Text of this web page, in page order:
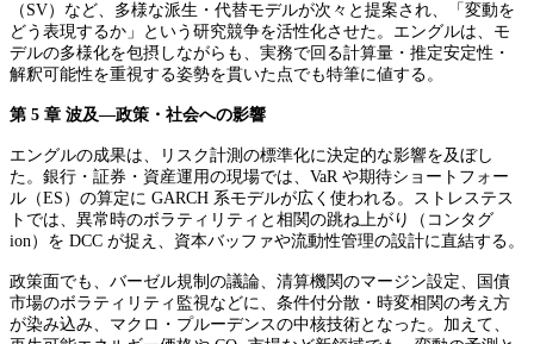
（SV）など、多様な派生・代替モデルが次々と提案され、「変動を
どう表現するか」という研究競争を活性化させた。エングルは、モ
デルの多様化を包摂しながらも、実務で回る計算量・推定安定性・
解釈可能性を重視する姿勢を貫いた点でも特筆に値する。
第 5 章 波及―政策・社会への影響
エングルの成果は、リスク計測の標準化に決定的な影響を及ぼし
た。銀行・証券・資産運用の現場では、VaR や期待ショートフォー
ル（ES）の算定に GARCH 系モデルが広く使われる。ストレステス
トでは、異常時のボラティリティと相関の跳ね上がり（コンタグ
ion）を DCC が捉え、資本バッファや流動性管理の設計に直結する。
政策面でも、バーゼル規制の議論、清算機関のマージン設定、国債
市場のボラティリティ監視などに、条件付分散・時変相関の考え方
が染み込み、マクロ・プルーデンスの中核技術となった。加えて、